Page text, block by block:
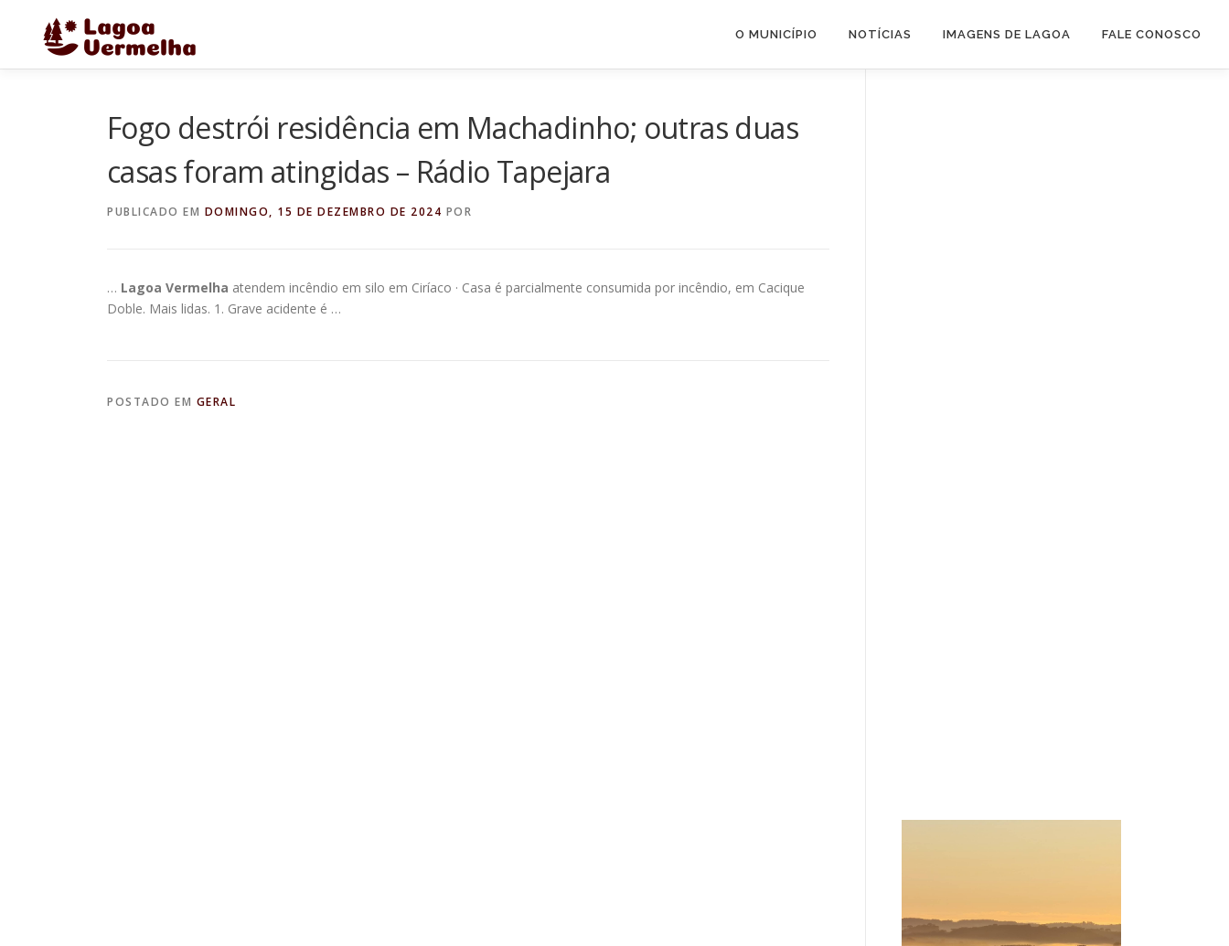
conteúdo
O MUNICÍPIO NOTÍCIAS IMAGENS DE LAGOA FALE CONOSCO
Fogo destrói residência em Machadinho; outras duas
casas foram atingidas – Rádio Tapejara
PUBLICADO EM DOMINGO, 15 DE DEZEMBRO DE 2024 POR
… Lagoa Vermelha atendem incêndio em silo em Ciríaco · Casa é parcialmente consumida por incêndio, em Cacique
Doble. Mais lidas. 1. Grave acidente é …
POSTADO EM GERAL